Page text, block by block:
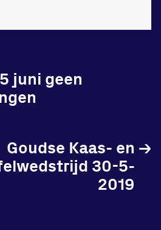
juni geen
Goudse Kaas- en
30-5-
2019
→